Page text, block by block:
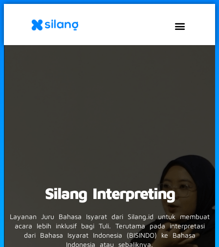
Silang Interpreting
Layanan Juru Bahasa Isyarat dari Silang.id untuk membuat
acara lebih inklusif bagi Tuli. Terutama pada interpretasi
dari Bahasa Isyarat Indonesia (BISINDO) ke Bahasa
Indonesia atau sebaliknya.